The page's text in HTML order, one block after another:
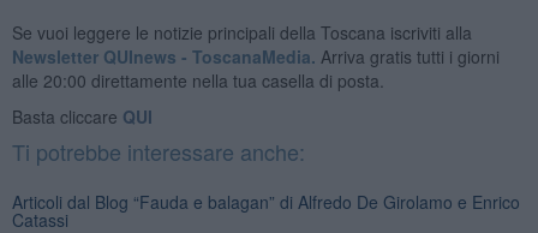
Se vuoi leggere le notizie principali della Toscana iscriviti alla
Newsletter QUInews - ToscanaMedia. Arriva gratis tutti i giorni
alle 20:00 direttamente nella tua casella di posta.
Basta cliccare QUI
Ti potrebbe interessare anche:
Articoli dal Blog “Fauda e balagan” di Alfredo De Girolamo e Enrico
Catassi